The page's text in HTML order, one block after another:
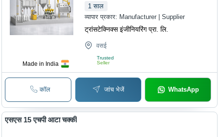
Made in India
1 साल
व्यापार प्रकार: Manufacturer | Supplier
ट्रांसटेक्निक्स इंजीनियरिंग प्रा. लि.
वसई
Trusted
Seller
कॉल जांच भेजें WhatsApp
एसएस 15 एचपी आटा चक्की